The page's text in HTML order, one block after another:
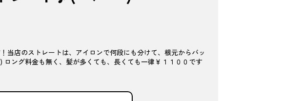
当店のストレートは、アイロンで何段にも分けて、根元からバッ
ング料金も無く、髪が多くても、長くても一律￥１１００です